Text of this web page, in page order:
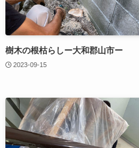
樹木の根枯らしー大和郡山市ー
2023-09-15